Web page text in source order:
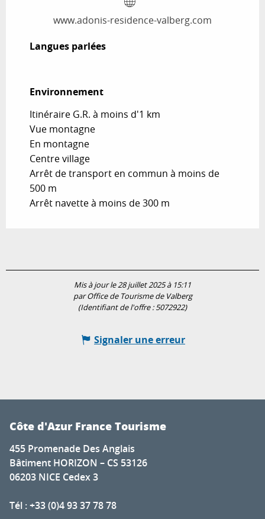
www.adonis-residence-valberg.com
Langues parlées
Langues parlées
Environnement
Environnement
Itinéraire G.R. à moins d'1 km
Vue montagne
En montagne
Centre village
Arrêt de transport en commun à moins de
500 m
Arrêt navette à moins de 300 m
Mis à jour le 28 juillet 2025 à 15:11
par Office de Tourisme de Valberg
(Identifiant de l'offre :5072922)
Signaler une erreur
Côte d'Azur France Tourisme
455 Promenade Des Anglais
Bâtiment HORIZON – CS 53126
06203 NICE Cedex 3
Tél : +33 (0)4 93 37 78 78